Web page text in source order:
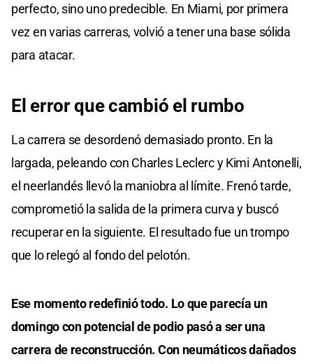
perfecto, sino uno predecible. En Miami, por primera
vez en varias carreras, volvió a tener una base sólida
para atacar.
El error que cambió el rumbo
La carrera se desordenó demasiado pronto. En la
largada, peleando con Charles Leclerc y Kimi Antonelli,
el neerlandés llevó la maniobra al límite. Frenó tarde,
comprometió la salida de la primera curva y buscó
recuperar en la siguiente. El resultado fue un trompo
que lo relegó al fondo del pelotón.
Ese momento redefinió todo. Lo que parecía un
domingo con potencial de podio pasó a ser una
carrera de reconstrucción. Con neumáticos dañados